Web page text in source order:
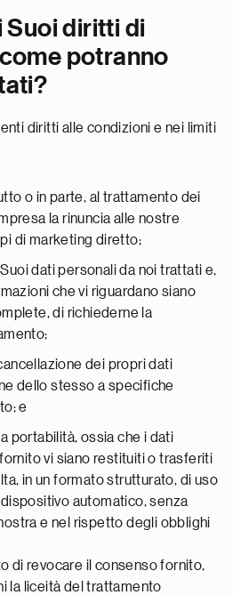
Suoi diritti di
potranno
diritti alle condizioni e nei limiti
o in parte, al trattamento dei
la rinuncia alle nostre
di marketing diretto;
dati personali da noi trattati e,
che vi riguardano siano
di richiederne la
dei propri dati
dello stesso a specifiche
e
portabilità, ossia che i dati
vi siano restituiti o trasferiti
in un formato strutturato, di uso
automatico, senza
e nel rispetto degli obblighi
di revocare il consenso fornito,
la liceità del trattamento